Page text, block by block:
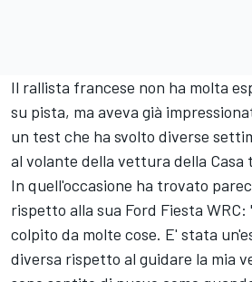
Il rallista francese non ha molta
su pista, ma aveva già
un test che ha svolto diverse
al volante della vettura della Casa
In quell'occasione ha trovato
rispetto alla sua Ford Fiesta WRC:
colpito da molte cose. E' stata
diversa rispetto al guidare la mia